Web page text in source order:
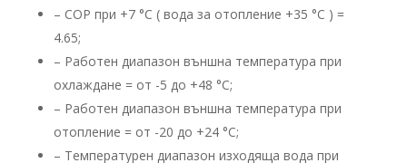
– COP при +7 °C ( вода за отопление +35 °C ) =
4.65;
– Работен диапазон външна температура при
охлаждане = от -5 до +48 °C;
– Работен диапазон външна температура при
отопление = от -20 до +24 °C;
– Температурен диапазон изходяща вода при